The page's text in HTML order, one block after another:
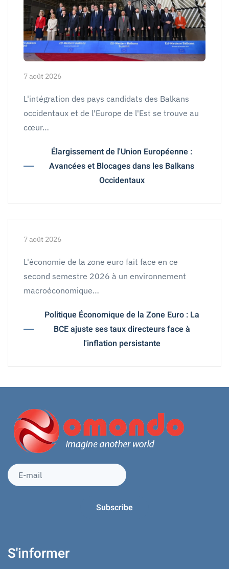
7 août 2026
L'intégration des pays candidats des Balkans
occidentaux et de l'Europe de l'Est se trouve au
cœur…
Élargissement de l'Union Européenne :
Avancées et Blocages dans les Balkans
Occidentaux
7 août 2026
L'économie de la zone euro fait face en ce
second semestre 2026 à un environnement
macroéconomique…
Politique Économique de la Zone Euro : La
BCE ajuste ses taux directeurs face à
l'inflation persistante
S'informer